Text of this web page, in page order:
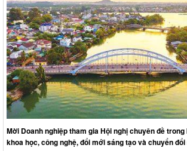
Mời Doanh nghiệp tham gia Hội nghị chuyên đề
khoa học, công nghệ, đổi mới sáng tạo và chuyển